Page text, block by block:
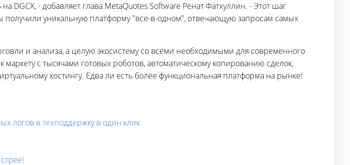
- добавляет глава MetaQuotes Software Ренат Фатхуллин. - Этот шаг
уникальную платформу "все-в-одном", отвечающую запросам самых
и анализа, а целую экосистему со всеми необходимыми для современного
с тысячами готовых роботов, автоматическому копированию сделок,
хостингу. Едва ли есть более функциональная платформа на рынке!
логов в техподдержку в один клик